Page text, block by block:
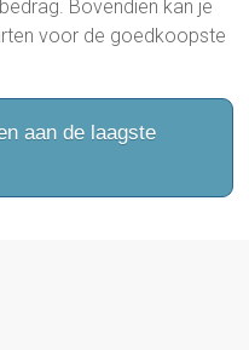
Bovendien kan je
voor de goedkoopste
aan de laagste